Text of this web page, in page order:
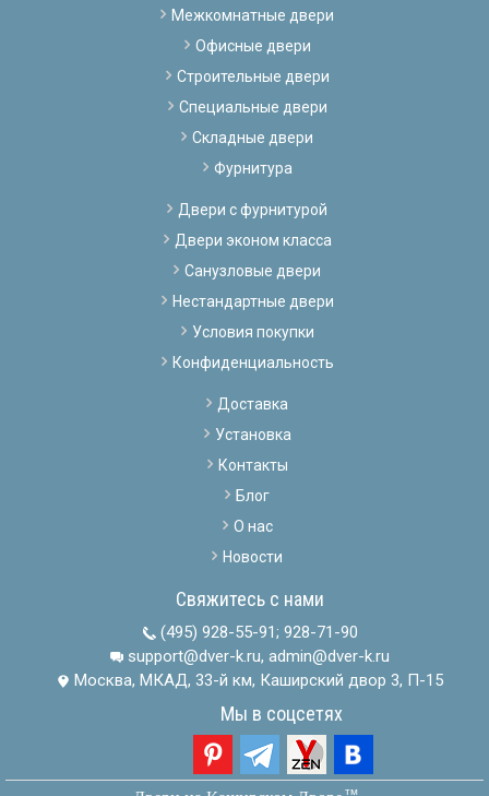
Межкомнатные двери
Офисные двери
Строительные двери
Специальные двери
Складные двери
Фурнитура
Двери с фурнитурой
Двери эконом класса
Санузловые двери
Нестандартные двери
Условия покупки
Конфиденциальность
Доставка
Установка
Контакты
Блог
О нас
Новости
Свяжитесь с нами
(495) 928-55-91; 928-71-90
support@dver-k.ru, admin@dver-k.ru
Москва, МКАД, 33-й км, Каширский двор 3, П-15
Мы в соцсетях
тм